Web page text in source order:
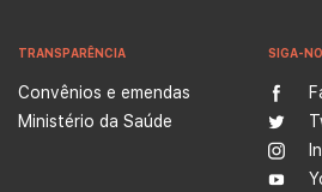
TRANSPARÊNCIA
Convênios e emendas
Ministério da Saúde
SIGA-